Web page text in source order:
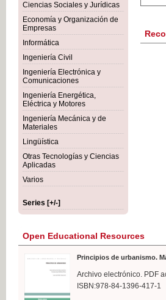
Ciencias Sociales y Jurídicas
Economía y Organización de
Empresas
Informática
Ingeniería Civil
Ingeniería Electrónica y
Comunicaciones
Ingeniería Energética,
Eléctrica y Motores
Ingeniería Mecánica y de
Materiales
Lingüística
Otras Tecnologías y Ciencias
Aplicadas
Varios
Series [+/-]
Open Educational Resources
Principios de urbanismo.
Archivo electrónico. PDF
ISBN:978-84-1396-417-1